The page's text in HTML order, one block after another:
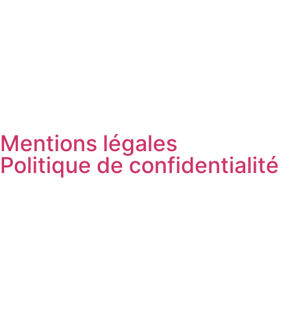
Mentions légales
Politique de confidentialité